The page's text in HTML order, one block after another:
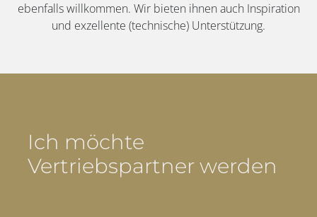
ebenfalls willkommen. Wir bieten ihnen auch Inspiration
und exzellente (technische) Unterstützung.
Ich möchte
Vertriebspartner werden